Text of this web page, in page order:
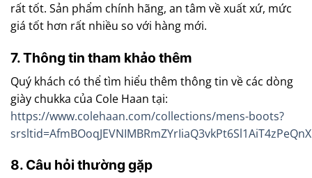
rất tốt. Sản phẩm chính hãng, an tâm về xuất xứ, mức
giá tốt hơn rất nhiều so với hàng mới.
7. Thông tin tham khảo thêm
Quý khách có thể tìm hiểu thêm thông tin về các dòng
giày chukka của Cole Haan tại:
https://www.colehaan.com/collections/mens-boots?
8. Câu hỏi thường gặp